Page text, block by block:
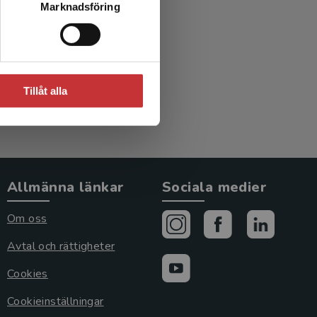
Marknadsföring
Tillåt alla
Allmänna länkar
Om oss
Avtal och rättigheter
Cookies
Cookieinställningar
Sociala medier